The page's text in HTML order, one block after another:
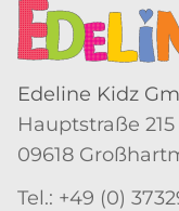
Edeline Kidz
Hauptstraße 215
09618
Tel.: +49 (0)